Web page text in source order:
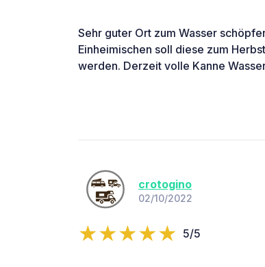
Sehr guter Ort zum Wasser
Einheimischen soll diese zum
werden. Derzeit volle Kanne
crotogino
02/10/2022
5/5